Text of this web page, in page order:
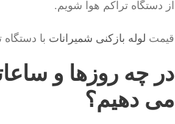
از دستگاه تراکم هوا شویم.
قیمت لوله بازکنی شمیرانات با
در چه روزها و
می دهیم؟